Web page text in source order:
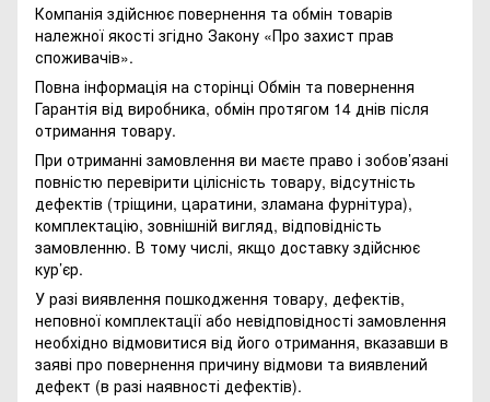
Компанія здійснює повернення та обмін товарів
належної якості згідно Закону «Про захист прав
споживачів».
Повна інформація на сторінці Обмін та повернення
Гарантія від виробника, обмін протягом 14 днів після
отримання товару.
При отриманні замовлення ви маєте право і зобов’язані
повністю перевірити цілісність товару, відсутність
дефектів (тріщини, царатини, зламана фурнітура),
комплектацію, зовнішній вигляд, відповідність
замовленню. В тому числі, якщо доставку здійснює
кур’єр.
У разі виявлення пошкодження товару, дефектів,
неповної комплектації або невідповідності замовлення
необхідно відмовитися від його отримання, вказавши в
заяві про повернення причину відмови та виявлений
дефект (в разі наявності дефектів).